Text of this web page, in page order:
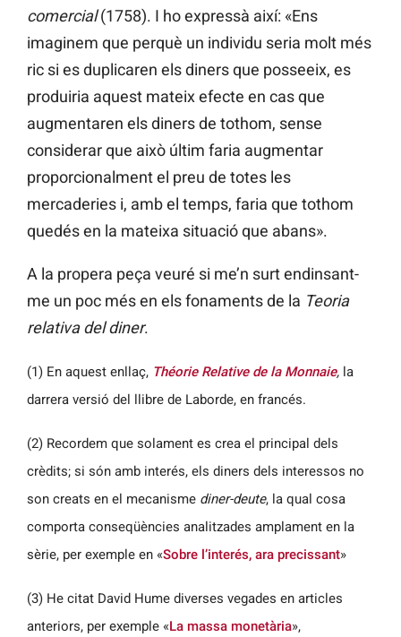
comercial(1758). I ho expressà així: «Ens
imaginem que perquè un individu seria molt més
ric si es duplicaren els diners que posseeix, es
produiria aquest mateix efecte en cas que
augmentaren els diners de tothom, sense
considerar que això últim faria augmentar
proporcionalment el preu de totes les
mercaderies i, amb el temps, faria que tothom
quedés en la mateixa situació que abans».
A la propera peça veuré si me’n surt endinsant-
me un poc més en els fonaments de la Teoria
relativa del diner.
(1) En aquest enllaç, Théorie Relative de la Monnaie, la
darrera versió del llibre de Laborde, en francés.
(2) Recordem que solament es crea el principal dels
crèdits; si són amb interés, els diners dels interessos no
son creats en el mecanisme diner-deute, la qual cosa
comporta conseqüències analitzades amplament en la
sèrie, per exemple en «Sobre l’interés, ara precissant»
(3) He citat David Hume diverses vegades en articles
anteriors, per exemple «La massa monetària»,